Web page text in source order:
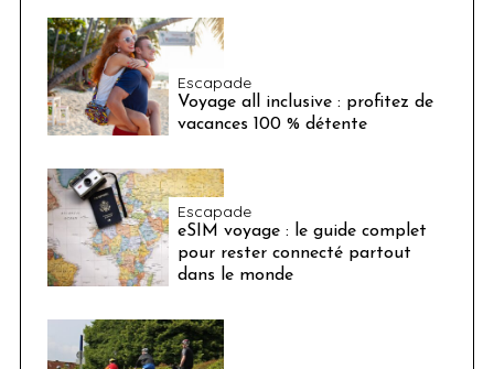
Escapade
Voyage all inclusive : profitez de
vacances 100 % détente
Escapade
eSIM voyage : le guide complet
pour rester connecté partout
dans le monde